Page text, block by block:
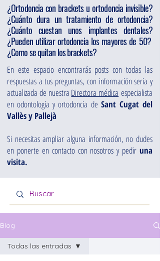
¿Ortodoncia con brackets u ortodoncia invisible?
¿Cuánto dura un tratamiento de ortodoncia?
¿Cuánto cuestan unos implantes dentales?
¿Pueden utilizar ortodoncia los mayores de 50?
¿Como se quitan los brackets?
En este espacio encontrarás posts con todas las
respuestas a tus preguntas, con información seria y
actualizada de nuestra Directora médica especialista
en odontología y ortodoncia de Sant Cugat del
Vallès y Pallejà
Si necesitas ampliar alguna información, no dudes
en ponerte en contacto con nosotros y pedir una
visita.
Blog
Todas las entradas